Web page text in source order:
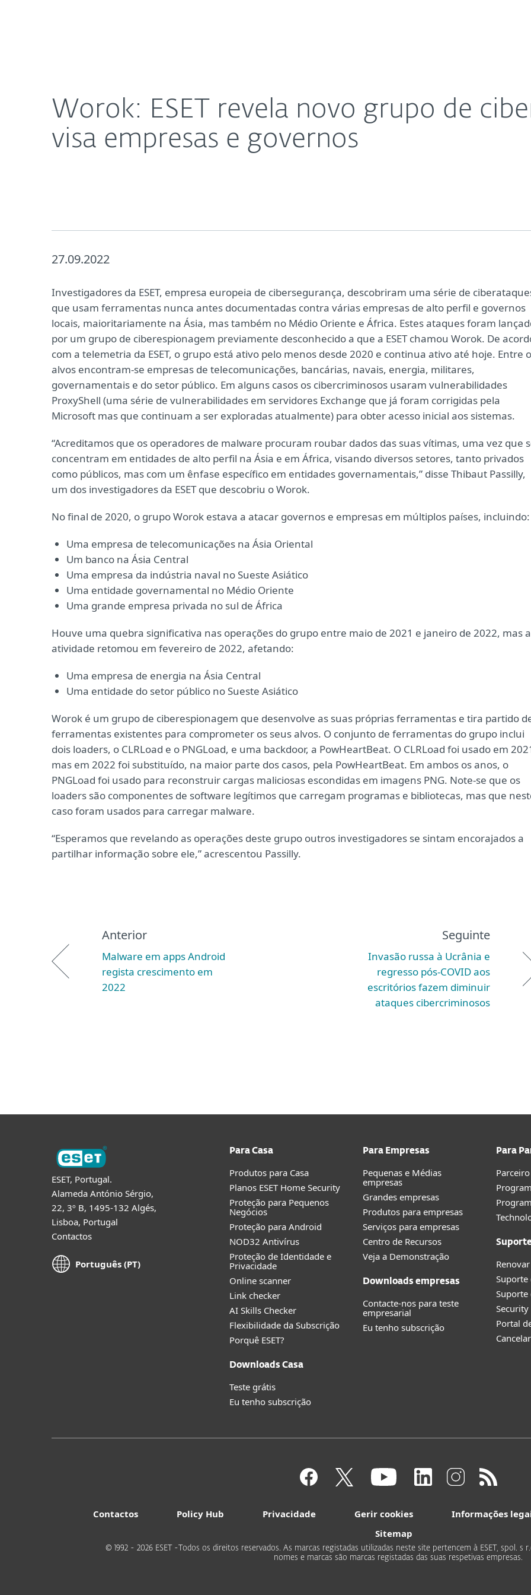
Worok: ESET revela novo grupo de
visa empresas e governos
27.09.2022
Investigadores da ESET, empresa europeia de cibersegurança, descobriram uma série de
que usam ferramentas nunca antes documentadas contra várias empresas de alto perfil e governos
locais, maioritariamente na Ásia, mas também no Médio Oriente e África. Estes ataques foram
por um grupo de ciberespionagem previamente desconhecido a que a ESET chamou Worok. De
com a telemetria da ESET, o grupo está ativo pelo menos desde 2020 e continua ativo até hoje. Entre
alvos encontram-se empresas de telecomunicações, bancárias, navais, energia, militares,
governamentais e do setor público. Em alguns casos os cibercriminosos usaram vulnerabilidades
ProxyShell (uma série de vulnerabilidades em servidores Exchange que já foram corrigidas pela
Microsoft mas que continuam a ser exploradas atualmente) para obter acesso inicial aos sistemas.
“Acreditamos que os operadores de malware procuram roubar dados das suas vítimas, uma vez que
concentram em entidades de alto perfil na Ásia e em África, visando diversos setores, tanto privados
como públicos, mas com um ênfase específico em entidades governamentais,” disse Thibaut Passilly,
um dos investigadores da ESET que descobriu o Worok.
No final de 2020, o grupo Worok estava a atacar governos e empresas em múltiplos países, incluindo:
Uma empresa de telecomunicações na Ásia Oriental
Um banco na Ásia Central
Uma empresa da indústria naval no Sueste Asiático
Uma entidade governamental no Médio Oriente
Uma grande empresa privada no sul de África
Houve uma quebra significativa nas operações do grupo entre maio de 2021 e janeiro de 2022, mas a
atividade retomou em fevereiro de 2022, afetando:
Uma empresa de energia na Ásia Central
Uma entidade do setor público no Sueste Asiático
Worok é um grupo de ciberespionagem que desenvolve as suas próprias ferramentas e tira partido
ferramentas existentes para comprometer os seus alvos. O conjunto de ferramentas do grupo inclui
dois loaders, o CLRLoad e o PNGLoad, e uma backdoor, a PowHeartBeat. O CLRLoad foi usado em
mas em 2022 foi substituído, na maior parte dos casos, pela PowHeartBeat. Em ambos os anos, o
PNGLoad foi usado para reconstruir cargas maliciosas escondidas em imagens PNG. Note-se que os
loaders são componentes de software legítimos que carregam programas e bibliotecas, mas que
caso foram usados para carregar malware.
“Esperamos que revelando as operações deste grupo outros investigadores se sintam encorajados a
partilhar informação sobre ele,” acrescentou Passilly.
Anterior
Malware em apps Android
regista crescimento em
2022
Seguinte
Invasão russa à Ucrânia e
regresso pós-COVID aos
escritórios fazem diminuir
ataques cibercriminosos
ESET, Portugal.
Alameda António Sérgio,
22, 3º B, 1495-132 Algés,
Lisboa, Portugal
Contactos
Português (PT)
Para Casa
Produtos para Casa
Planos ESET Home Security
Proteção para Pequenos
Negócios
Proteção para Android
NOD32 Antivírus
Proteção de Identidade e
Privacidade
Online scanner
Link checker
AI Skills Checker
Flexibilidade da Subscrição
Porquê ESET?
Downloads Casa
Teste grátis
Eu tenho subscrição
Para Empresas
Pequenas e Médias
empresas
Grandes empresas
Produtos para empresas
Serviços para empresas
Centro de Recursos
Veja a Demonstração
Downloads empresas
Contacte-nos para teste
empresarial
Eu tenho subscrição
Para
Parceiro
Renovar
Suporte
Suporte
Portal
Contactos Policy Hub Privacidade Gerir cookies Informações
Sitemap
© 1992 - 2026 ESET -Todos os direitos reservados. As marcas registadas utilizadas neste site pertencem à ESET, spol. s
nomes e marcas são marcas registadas das suas respetivas empresas.